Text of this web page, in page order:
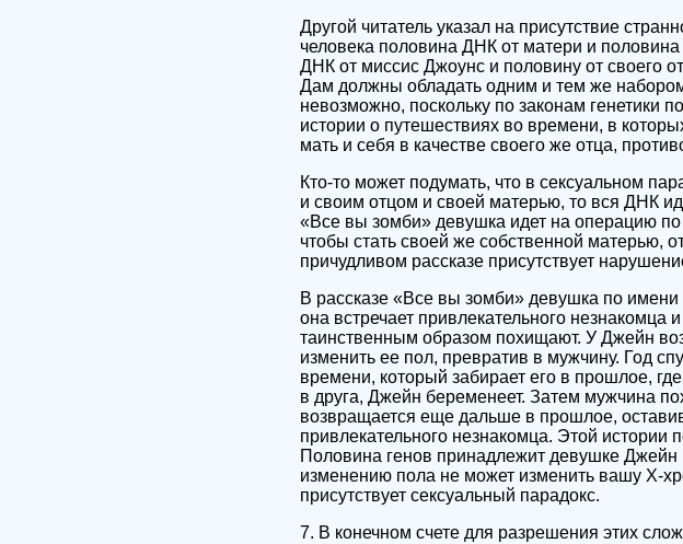
Другой читатель указал на присутствие
человека половина ДНК от матери и
ДНК от миссис Джоунс и половину от своего
Дам должны обладать одним и тем же
невозможно, поскольку по законам генетики
истории о путешествиях во времени, в
мать и себя в качестве своего же отца,
Кто-то может подумать, что в сексуальном
и своим отцом и своей матерью, то вся ДНК
«Все вы зомби» девушка идет на операцию
чтобы стать своей же собственной матерью,
причудливом рассказе присутствует
В рассказе «Все вы зомби» девушка по
она встречает привлекательного незнакомца
таинственным образом похищают. У Джейн
изменить ее пол, превратив в мужчину. Год
времени, который забирает его в прошлое,
в друга, Джейн беременеет. Затем мужчина
возвращается еще дальше в прошлое,
привлекательного незнакомца. Этой истории
Половина генов принадлежит девушке
изменению пола не может изменить вашу Х-
присутствует сексуальный парадокс.
7. В конечном счете для разрешения этих